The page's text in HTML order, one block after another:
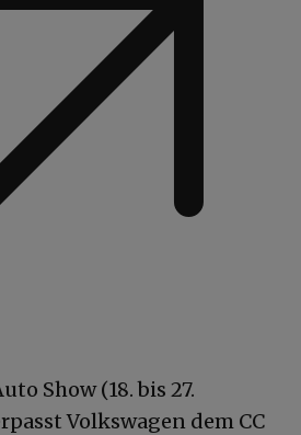
Show (18. bis 27.
Volkswagen dem CC